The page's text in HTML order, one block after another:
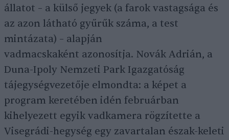
állatot – a külső jegyek (a farok vastagsága és
az azon látható gyűrűk száma, a test
mintázata) – alapján
vadmacskaként azonosítja. Novák Adrián, a
Duna-Ipoly Nemzeti Park Igazgatóság
tájegységvezetője elmondta: a képet a
program keretében idén februárban
kihelyezett egyik vadkamera rögzítette a
Visegrádi-hegység egy zavartalan észak-keleti